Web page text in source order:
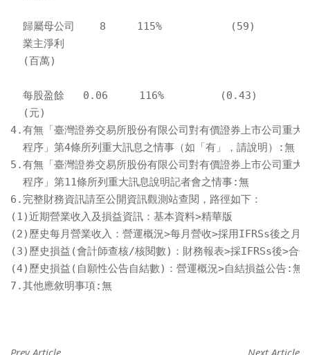
歸屬母公司    8     115%           (59)
  業主淨利
  (百萬)
每股盈餘   0.06     116%         (0.43)
  (元)
4.有無「臺灣證券交易所股份有限公司對有價證券上市公司重大
  程序」第4條所列重大訊息之情事（如「有」，請說明）:無
5.有無「臺灣證券交易所股份有限公司對有價證券上市公司重大
  程序」第11條所列重大訊息說明記者會之情事:無
6.完整財務資訊請至公開資訊觀測站查閱，路徑如下：
(1)近期營業收入及損益資訊：基本資料>精華版
(2)歷史每月營業收入：營運概況>每月營收>採用IFRSs後之月
(3)歷史損益(會計師查核/核閱數)：財務報表>採IFRSs後>合
(4)歷史損益(自願性公告自結數)：營運概況>自結損益公告:無
7.其他應敘明事項:無
Prev Article Next Article